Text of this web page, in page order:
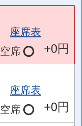
座席表
空席
+0円
座席表
空席
+0円